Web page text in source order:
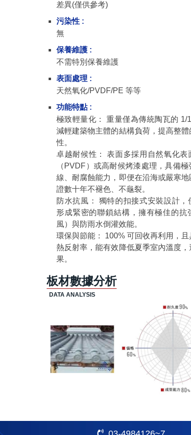
差異(僅供參考)
污染性 :
無
保養維護 :
不需特別保養維護
表面處理 :
天然氧化/PVDF/PE 等等
功能特點 :
極致輕量化： 重量僅為傳統陶瓦的 1/
減輕建築物主體的結構負荷，提高整體
性。
卓越耐候性： 表面多採用自然氧化表
（PVDF）或高耐候烤漆處理，具備
線、耐腐蝕能力，即便在沿海或嚴寒地
證數十年不褪色、不龜裂。
防水抗風： 獨特的扣接式安裝設計，
形成緊密的聯鎖結構，擁有極佳的抗
風）與防雨水倒灌效能。
環保與節能： 100% 可回收再利用，且
熱反射率，能有效降低夏季室內溫度，
果。
板材數據分析